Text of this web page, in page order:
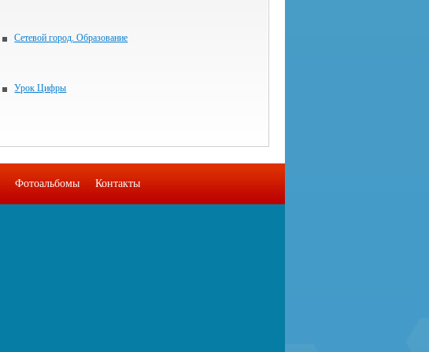
Сетевой город. Образование
Урок Цифры
Фотоальбомы Контакты